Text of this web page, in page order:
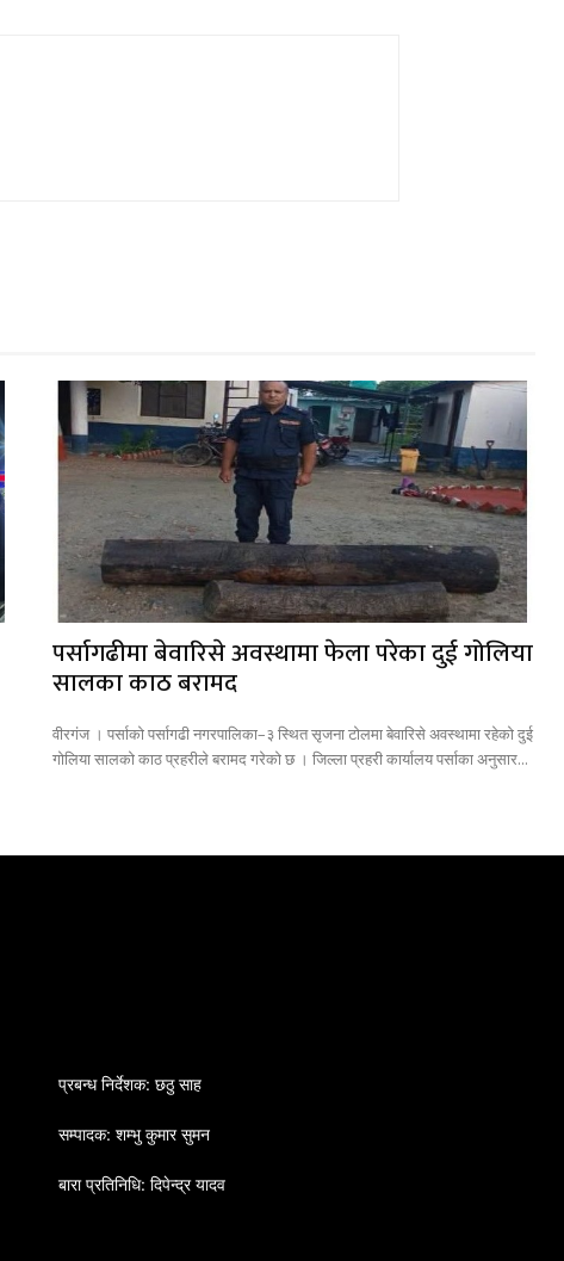
पर्सागढीमा बेवारिसे अवस्थामा फेला परेका दुई गोलिया
सालका काठ बरामद
वीरगंज । पर्साको पर्सागढी नगरपालिका–३ स्थित सृजना टोलमा बेवारिसे अवस्थामा रहेको दुई
गोलिया सालको काठ प्रहरीले बरामद गरेको छ । जिल्ला प्रहरी कार्यालय पर्साका अनुसार...
प्रबन्ध निर्देशक: छठु साह
सम्पादक: शम्भु कुमार सुमन
बारा प्रतिनिधि: दिपेन्द्र यादव